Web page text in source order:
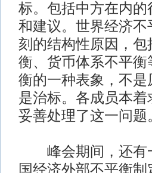
标。包括中方在内
和建议。世界经济
刻的结构性原因，
衡、货币体系不平
衡的一种表象，不
是治标。各成员本
妥善处理了这一问题
峰会期间，还有
国经济外部不平衡制